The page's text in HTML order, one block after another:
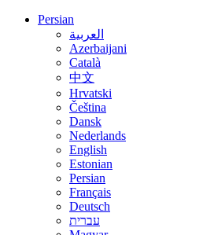
Persian
العربية
Azerbaijani
Català
中文
Hrvatski
Čeština
Dansk
Nederlands
English
Estonian
Persian
Français
Deutsch
עברית